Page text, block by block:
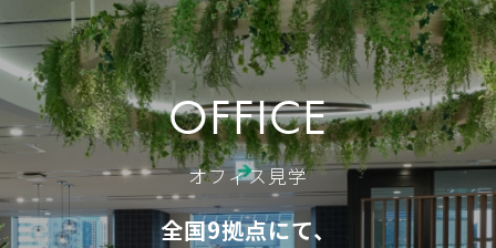
OFFICE
オフィス見学
全国9拠点にて、